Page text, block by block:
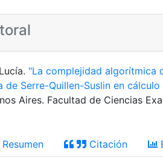
"La complejidad algorítmica
de Serre-Quillen-Suslin en
Aires. Facultad de Ciencias
Resumen Citación